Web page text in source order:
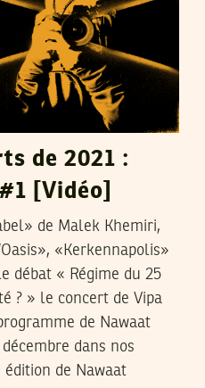
de 2021 :
[Vidéo]
de Malek Khemiri,
«Kerkennapolis»
débat « Régime du 25
? » le concert de Vipa
de Nawaat
dans nos
édition de Nawaat